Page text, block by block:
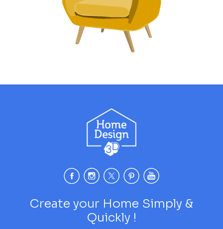
Create your Home Simply &
Quickly !